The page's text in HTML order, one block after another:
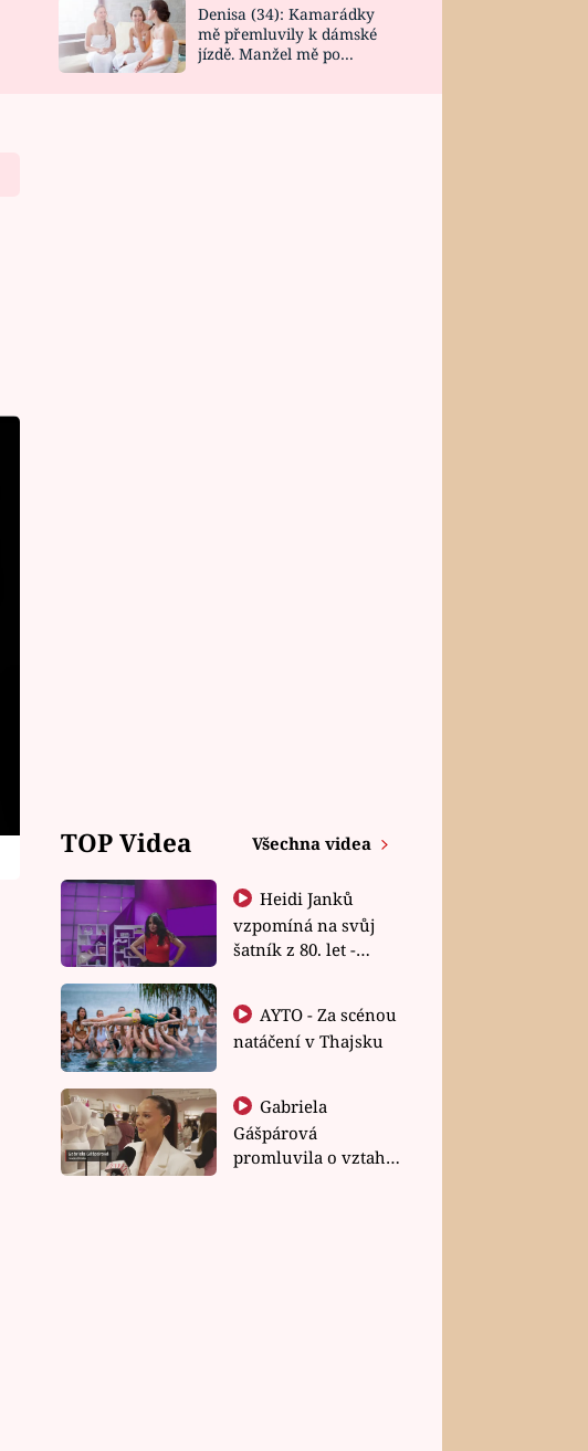
DESIGN
Denisa (34): Kamarádky
mě přemluvily k dámské
jízdě. Manžel mě po
TOP Videa Všechna videa
Heidi Janků
vzpomíná na svůj
šatník z 80. let -
natáčení v Thajsku
Gabriela
Gášpárová
promluvila o vztahu